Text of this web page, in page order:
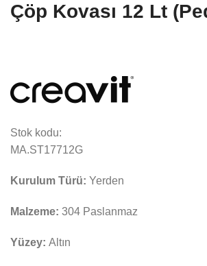
Çöp Kovası 12 Lt
Stok kodu:
MA.ST17712G
Kurulum Türü: Yerden
Malzeme: 304 Paslanmaz
Yüzey: Altın